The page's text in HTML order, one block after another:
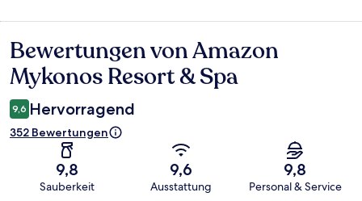
Bewertungen
Bewertungen von Amazon
Mykonos Resort & Spa
9,6 Hervorragend
352 Bewertungen
9,8
Sauberkeit
9,6
Ausstattung
9,8
Personal & Service